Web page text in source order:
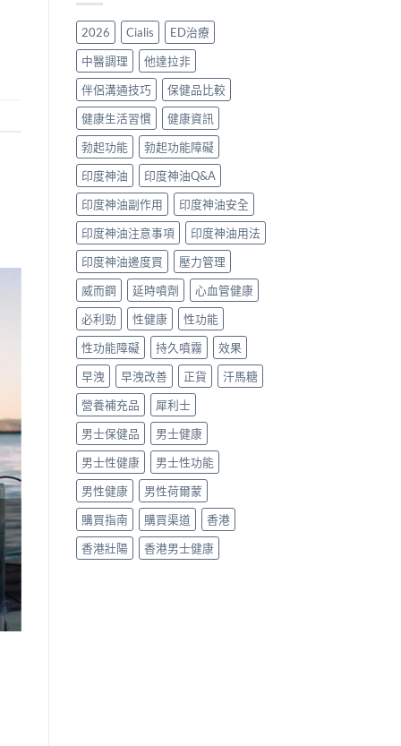
2026 Cialis
ED治療
中醫調理
他達拉非
伴侶溝通技巧
保健品比較
健康生活習慣
健康資訊
勃起功能
勃起功能障礙
印度神油
印度神油Q&A
印度神油副作用
印度神油安全
印度神油注意事項
印度神油用法
印度神油邊度買
壓力管理
威而鋼
延時噴劑
心血管健康
必利勁
性健康
性功能
性功能障礙
持久噴霧
效果
早洩
早洩改善 正貨
汗馬糖
營養補充品
犀利士
男士保健品
男士健康
男士性健康
男士性功能
男性健康
男性荷爾蒙
購買指南
購買渠道
香港
香港壯陽
香港男士健康